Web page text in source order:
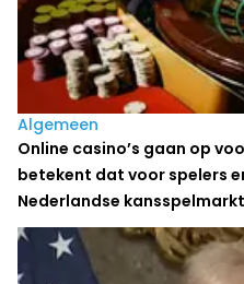
Algemeen
Online casino’s gaan op
betekent dat voor spelers
Nederlandse